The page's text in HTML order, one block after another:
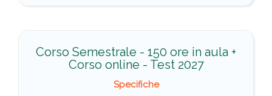
Corso Semestrale - 150 ore in aula +
Corso online - Test 2027
Specifiche